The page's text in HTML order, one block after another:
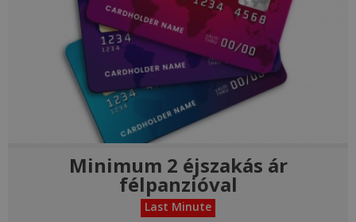
Minimum 2 éjszakás ár
félpanzióval
Last Minute